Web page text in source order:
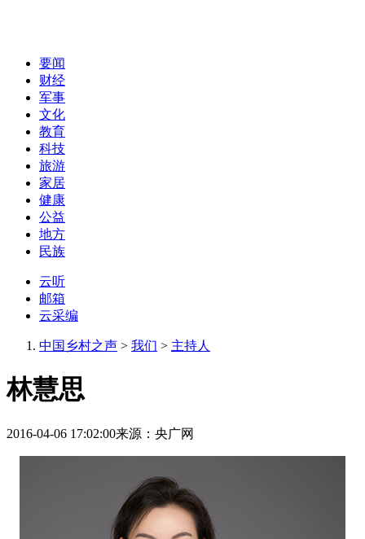
要闻
财经
军事
文化
教育
科技
旅游
家居
健康
公益
地方
民族
云听
邮箱
云采编
中国乡村之声 > 我们 > 主持人
林慧思
2016-04-06 17:02:00来源：央广网